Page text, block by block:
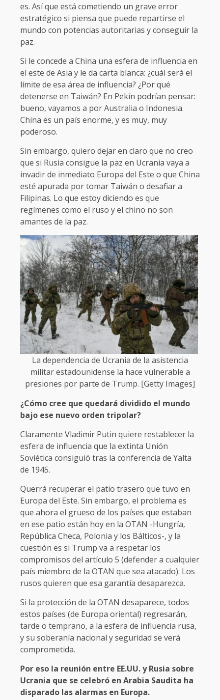
es. Así que está cometiendo un grave error
estratégico si piensa que puede repartirse el
mundo con potencias autoritarias y conseguir la
paz.
Si le concede a China una esfera de influencia en
el este de Asia y le da carta blanca: ¿cuál será el
límite de esa área de influencia? ¿Por qué
detenerse en Taiwán? En Pekín podrían pensar:
bueno, vayamos a por Australia o Indonesia.
China es un país enorme, y es muy, muy
poderoso.
Sin embargo, quiero dejar en claro que no creo
que si Rusia consigue la paz en Ucrania vaya a
invadir de inmediato Europa del Este o que China
esté apurada por tomar Taiwán o desafiar a
Filipinas. Lo que estoy diciendo es que
regímenes como el ruso y el chino no son
amantes de la paz.
La dependencia de Ucrania de la asistencia
militar estadounidense la hace vulnerable a
presiones por parte de Trump. [Getty Images]
¿Cómo cree que quedará dividido el mundo
bajo ese nuevo orden tripolar?
Claramente Vladimir Putin quiere restablecer la
esfera de influencia que la extinta Unión
Soviética consiguió tras la conferencia de Yalta
de 1945.
Querrá recuperar el patio trasero que tuvo en
Europa del Este. Sin embargo, el problema es
que ahora el grueso de los países que estaban
en ese patio están hoy en la OTAN -Hungría,
República Checa, Polonia y los Bálticos-, y la
cuestión es si Trump va a respetar los
compromisos del artículo 5 (defender a cualquier
país miembro de la OTAN que sea atacado). Los
rusos quieren que esa garantía desaparezca.
Si la protección de la OTAN desaparece, todos
estos países (de Europa oriental) regresarán,
tarde o temprano, a la esfera de influencia rusa,
y su soberanía nacional y seguridad se verá
comprometida.
Por eso la reunión entre EE.UU. y Rusia sobre
Ucrania que se celebró en Arabia Saudita ha
disparado las alarmas en Europa.